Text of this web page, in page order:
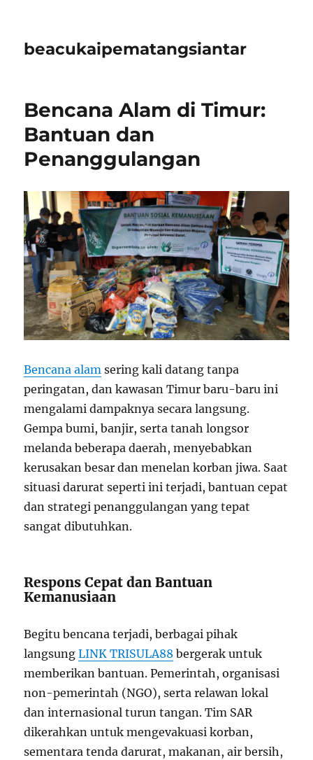
beacukaipematangsiantar
Bencana Alam di Timur:
Bantuan dan
Penanggulangan
Bencana alam sering kali datang tanpa
peringatan, dan kawasan Timur baru-baru ini
mengalami dampaknya secara langsung.
Gempa bumi, banjir, serta tanah longsor
melanda beberapa daerah, menyebabkan
kerusakan besar dan menelan korban jiwa. Saat
situasi darurat seperti ini terjadi, bantuan cepat
dan strategi penanggulangan yang tepat
sangat dibutuhkan.
Respons Cepat dan Bantuan
Kemanusiaan
Begitu bencana terjadi, berbagai pihak
langsungLINK TRISULA88 bergerak untuk
memberikan bantuan. Pemerintah, organisasi
non-pemerintah (NGO), serta relawan lokal
dan internasional turun tangan. Tim SAR
dikerahkan untuk mengevakuasi korban,
sementara tenda darurat, makanan, air bersih,